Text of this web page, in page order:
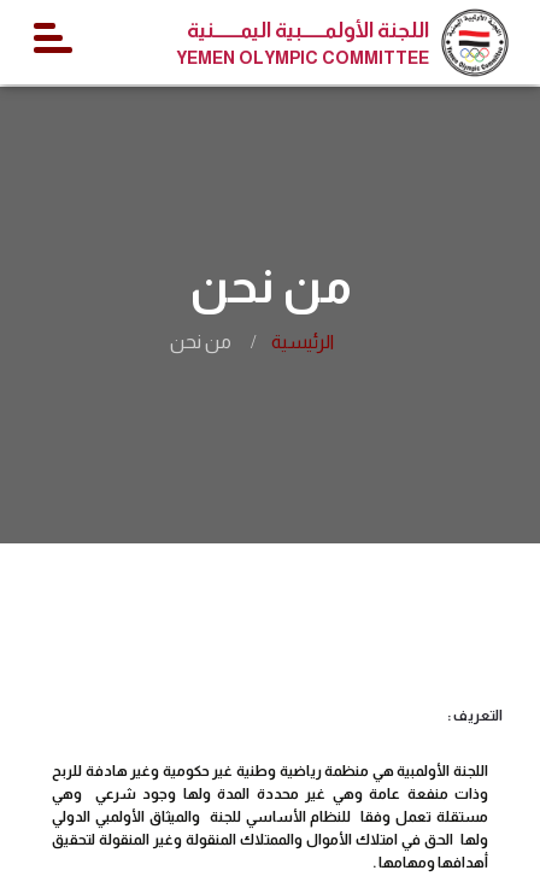
اللجنة الأولمــــــبية اليمـــــــنية
YEMEN OLYMPIC COMMITTEE
من نحن
الرئيسية من نحن
التعريف :
اللجنة الأولمبية هي منظمة رياضية وطنية غير حكومية وغير هادفة للربح
وذات منفعة عامة وهي غير محددة المدة ولها وجود شرعي وهي
مستقلة تعمل وفقا للنظام الأساسي للجنة والميثاق الأولمبي الدولي
ولها الحق في امتلاك الأموال والممتلاك المنقولة وغير المنقولة لتحقيق
أهدافها ومهامها .